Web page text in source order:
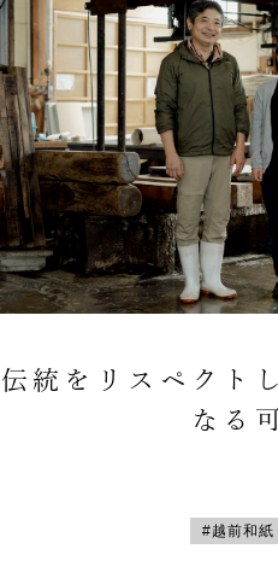
伝統をリスペクト
なる
#越前和紙